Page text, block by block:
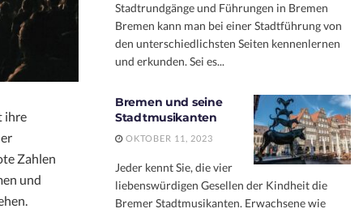
ihre
Zahlen
und
Stadtrundgänge und Führungen in Bremen
Bremen kann man bei einer Stadtführung von
den unterschiedlichsten Seiten kennenlernen
und erkunden. Sei es...
Bremen und seine
Stadtmusikanten
OKTOBER 11, 2023
Jeder kennt Sie, die vier
liebenswürdigen Gesellen der Kindheit die
Bremer Stadtmusikanten. Erwachsene wie